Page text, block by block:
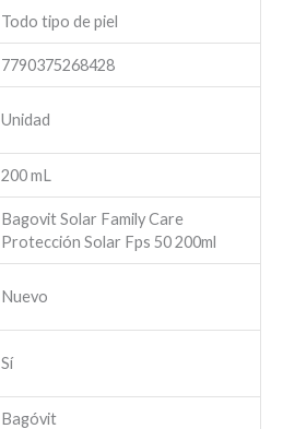
Todo tipo de piel
7790375268428
Unidad
200 mL
Bagovit Solar Family Care
Protección Solar Fps 50 200ml
Nuevo
Sí
Bagóvit